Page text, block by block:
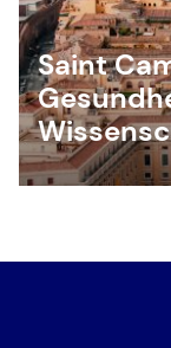
Saint